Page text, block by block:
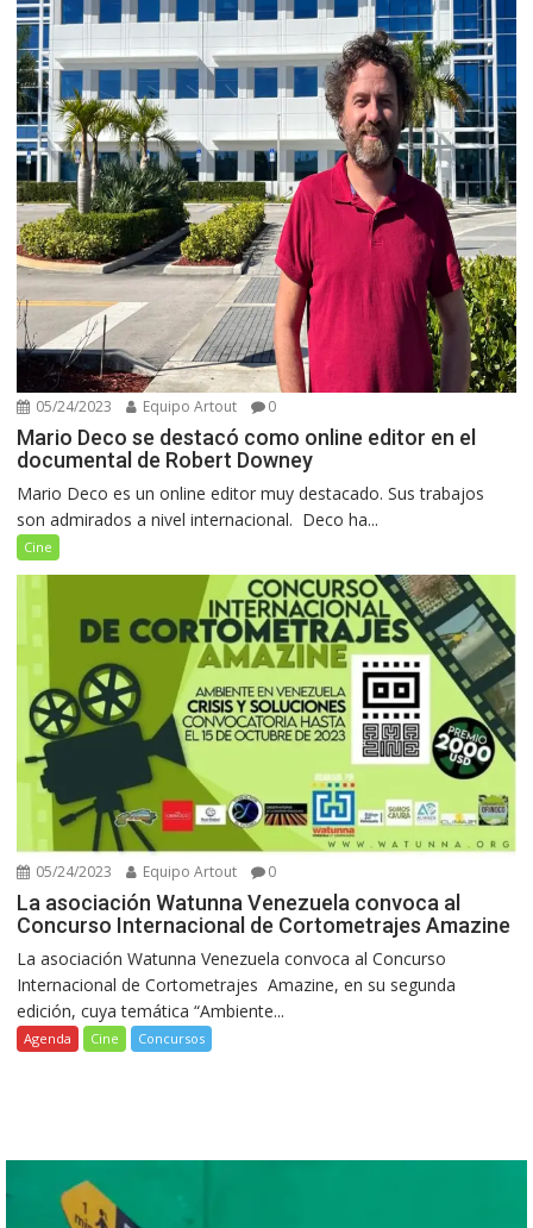
05/24/2023 Equipo Artout 0
Mario Deco se destacó como online editor en el
documental de Robert Downey
Mario Deco es un online editor muy destacado. Sus trabajos
son admirados a nivel internacional. Deco ha...
Cine
05/24/2023 Equipo Artout 0
La asociación Watunna Venezuela convoca al
Concurso Internacional de Cortometrajes Amazine
La asociación Watunna Venezuela convoca al Concurso
Internacional de Cortometrajes Amazine, en su segunda
edición, cuya temática “Ambiente...
Agenda Cine Concursos